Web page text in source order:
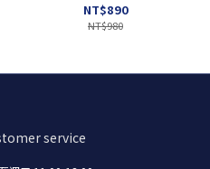
NT$890
NT$980
service